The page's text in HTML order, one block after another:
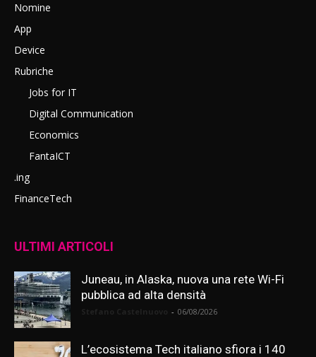
Nomine
App
Device
Rubriche
Jobs for IT
Digital Communication
Economics
FantaICT
.ing
FinanceTech
ULTIMI ARTICOLI
Juneau, in Alaska, nuova una rete Wi-Fi
pubblica ad alta densità
- 06/08/2026
L’ecosistema Tech italiano sfiora i 140